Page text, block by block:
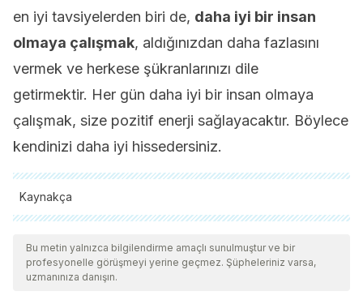
en iyi tavsiyelerden biri de, daha iyi bir insan
olmaya çalışmak, aldığınızdan daha fazlasını
vermek ve herkese şükranlarınızı dile
getirmektir. Her gün daha iyi bir insan olmaya
çalışmak, size pozitif enerji sağlayacaktır. Böylece
kendinizi daha iyi hissedersiniz.
Kaynakça
Tüm alıntı yapılan kaynaklar, kalitelerini, güvenilirliklerini,
güncelliklerini ve geçerliliklerini sağlamak için ekibimiz
tarafından derinlemesine incelendi. Bu makalenin bibliyografisi
Bu metin yalnızca bilgilendirme amaçlı sunulmuştur ve bir
profesyonelle görüşmeyi yerine geçmez. Şüpheleriniz varsa,
uzmanınıza danışın.